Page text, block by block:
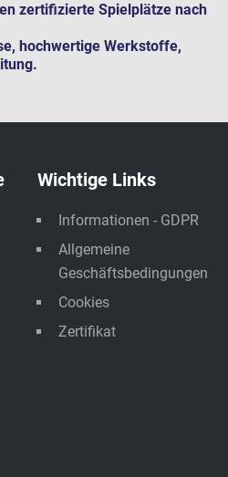
zertifizierte Spielplätze nach
hochwertige Werkstoffe,
Wichtige Links
Informationen - GDPR
Allgemeine
Geschäftsbedingungen
Cookies
Zertifikat